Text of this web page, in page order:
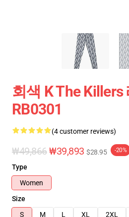
회색 K The Killers
RB0301
(4 customer reviews)
₩49,866₩39,893 $28.95 -20%
Type
Women
Size
S
M L XL 2XL